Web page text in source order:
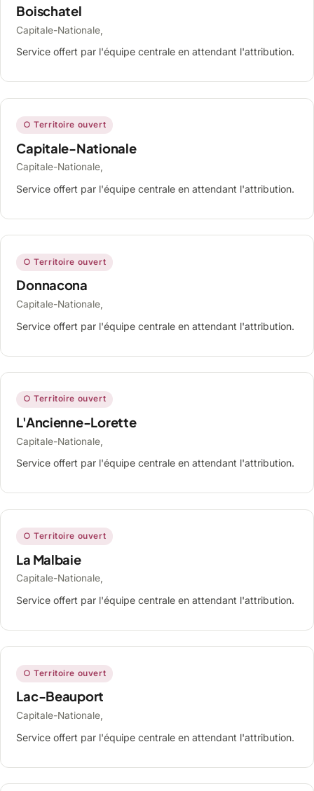
Boischatel
Capitale-Nationale,
Service offert par l'équipe centrale en attendant l'attribution.
○ Territoire ouvert
Capitale-Nationale
Capitale-Nationale,
Service offert par l'équipe centrale en attendant l'attribution.
○ Territoire ouvert
Donnacona
Capitale-Nationale,
Service offert par l'équipe centrale en attendant l'attribution.
○ Territoire ouvert
L'Ancienne-Lorette
Capitale-Nationale,
Service offert par l'équipe centrale en attendant l'attribution.
○ Territoire ouvert
La Malbaie
Capitale-Nationale,
Service offert par l'équipe centrale en attendant l'attribution.
○ Territoire ouvert
Lac-Beauport
Capitale-Nationale,
Service offert par l'équipe centrale en attendant l'attribution.